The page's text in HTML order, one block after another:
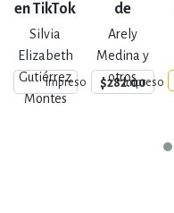
en TikTok
Silvia
Elizabeth
Gutiérrez
Montes
Impreso $282.00
de
Género
Arely
Medina y
otrosImpreso